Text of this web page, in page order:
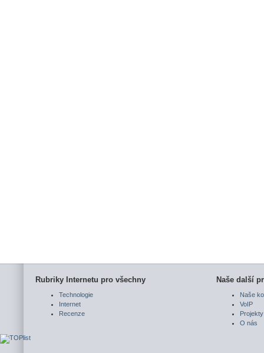
Rubriky Internetu pro všechny
Technologie
Internet
Recenze
Naše další
Naše
VoIP
Projekty
O nás